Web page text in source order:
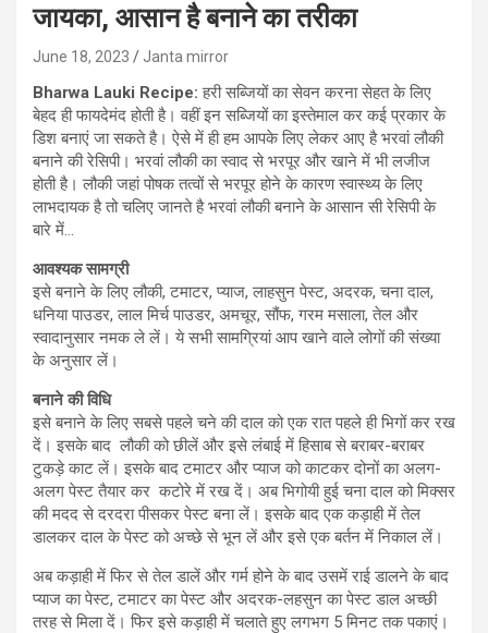
जायका, आसान है बनाने का तरीका
June 18, 2023 Janta mirror
Bharwa Lauki Recipe: हरी सब्जियों का सेवन करना सेहत के लिए
बेहद ही फायदेमंद होती है। वहीं इन सब्जियों का इस्‍तेमाल कर कई प्रकार के
डिश बनाएं जा सकते है। ऐसे में ही हम आपके लिए लेकर आए है भरवां लौकी
बनाने की रेसिपी। भरवां लौकी का स्वाद से भरपूर और खाने में भी लजीज
होती है। लौकी जहां पोषक तत्वों से भरपूर होने के कारण स्वास्थ्य के लिए
लाभदायक है तो चलिए जानते है भरवां लौकी बनाने के आसान सी रेसिपी के
बारे में…
आवश्‍यक सामग्री
इसे बनाने के लिए लौकी, टमाटर, प्याज, लाहसुन पेस्ट, अदरक, चना दाल,
धनिया पाउडर, लाल मिर्च पाउडर, अमचूर, सौंफ, गरम मसाला, तेल और
स्वादानुसार नमक ले लें। ये सभी सामग्रियां आप खाने वाले लोगों की संख्या
के अनुसार लें।
बनाने की विधि
इसे बनाने के लिए सबसे पहले चने की दाल को एक रात पहले ही भिगों कर रख
दें। इसके बाद लौकी को छीलें और इसे लंबाई में हिसाब से बराबर-बराबर
टुकड़े काट लें। इसके बाद टमाटर और प्याज को काटकर दोनों का अलग-
अलग पेस्ट तैयार कर कटोरे में रख दें। अब भिगोयी हुई चना दाल को मिक्सर
की मदद से दरदरा पीसकर पेस्ट बना लें। इसके बाद एक कड़ाही में तेल
डालकर दाल के पेस्ट को अच्छे से भून लें और इसे एक बर्तन में निकाल लें।
अब कड़ाही में फिर से तेल डालें और गर्म होने के बाद उसमें राई डालने के बाद
प्याज का पेस्ट, टमाटर का पेस्ट और अदरक-लहसुन का पेस्ट डाल अच्छी
तरह से मिला दें। फिर इसे कड़ाही में चलाते हुए लगभग 5 मिनट तक पकाएं।